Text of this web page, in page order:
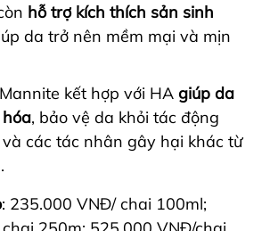
hỗ trợ kích thích sản sinh
da trở nên mềm mại và mịn
kết hợp với HA giúp da
, bảo vệ da khỏi tác động
các tác nhân gây hại khác từ
: 235.000 VNĐ/ chai 100ml;